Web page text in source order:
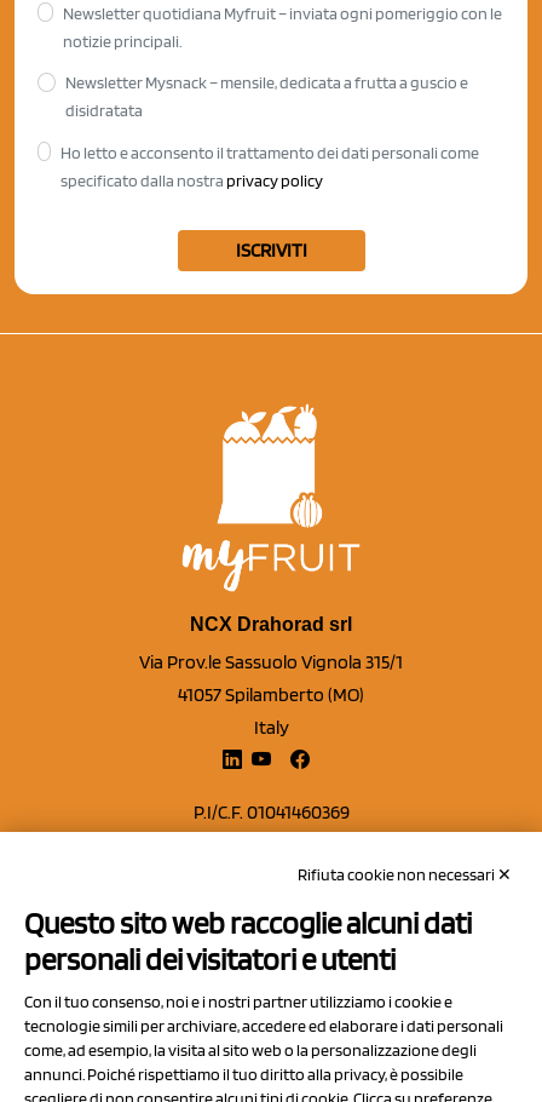
Newsletter quotidiana Myfruit – inviata ogni pomeriggio con le
notizie principali.
Newsletter Mysnack – mensile, dedicata a frutta a guscio e
disidratata
Ho letto e acconsento il trattamento dei dati personali come
specificato dalla nostra privacy policy
ISCRIVITI
NCX Drahorad srl
Via Prov.le Sassuolo Vignola 315/1
41057 Spilamberto (MO)
Italy
P.I/C.F. 01041460369
Capitale sociale Euro 50.000,00 i.v.
Contatti
Privacy Policy
Cookie Policy
Chi Siamo
Rifiuta cookie non necessari ✕
Questo sito web raccoglie alcuni dati
personali dei visitatori e utenti
Con il tuo consenso, noi e i nostri partner utilizziamo i cookie e
tecnologie simili per archiviare, accedere ed elaborare i dati personali
come, ad esempio, la visita al sito web o la personalizzazione degli
annunci. Poiché rispettiamo il tuo diritto alla privacy, è possibile